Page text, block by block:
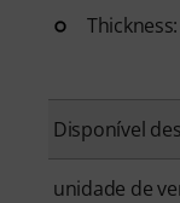
Disponível
unidade de